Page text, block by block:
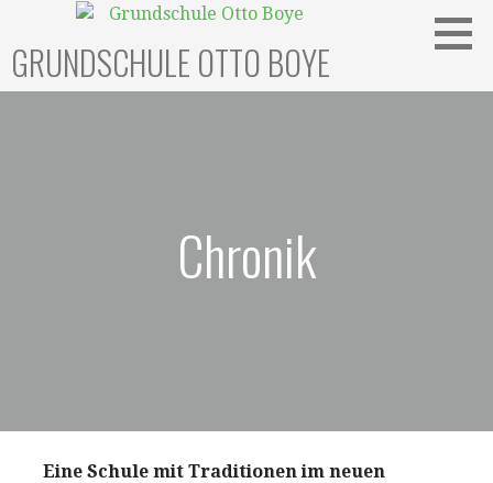
springen
GRUNDSCHULE OTTO BOYE
Chronik
Eine Schule mit Traditionen im neuen